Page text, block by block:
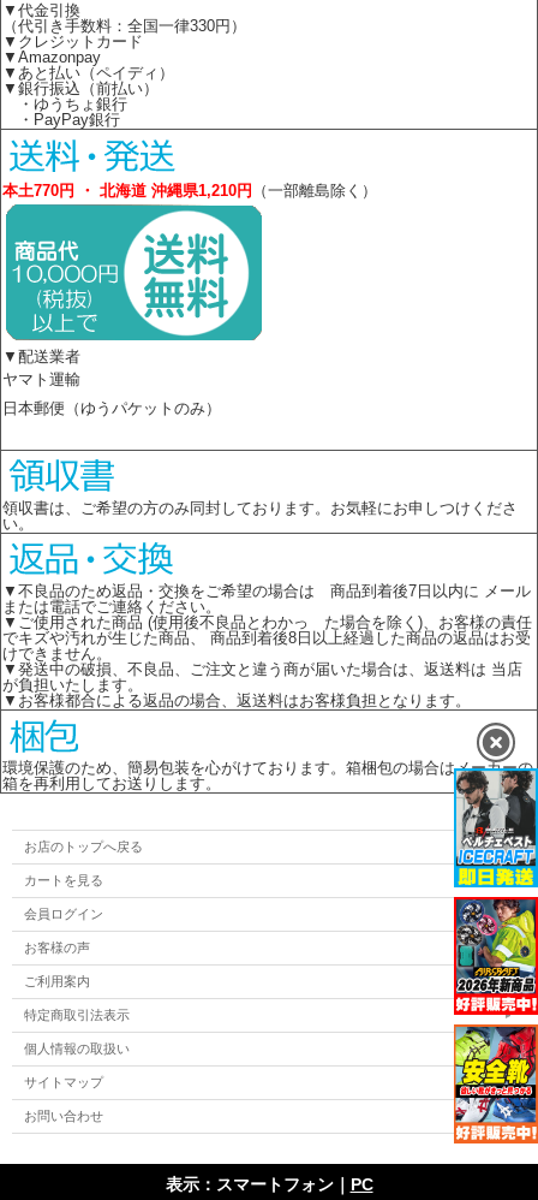
▼代金引換
（代引き手数料：全国一律330円）
▼クレジットカード
▼Amazonpay
▼あと払い（ペイディ）
▼銀行振込（前払い）
・ゆうちょ銀行
・PayPay銀行
本土770円 ・ 北海道 沖縄県1,210円 （一部離島除く）
▼配送業者
ヤマト運輸
日本郵便（ゆうパケットのみ）
領収書は、ご希望の方のみ同封しております。お気軽にお申しつけくださ
い。
▼不良品のため返品・交換をご希望の場合は 商品到着後7日以内に メール
または電話でご連絡ください。
▼ご使用された商品 (使用後不良品とわかっ た場合を除く)、お客様の責任
でキズや汚れが生じた商品、 商品到着後8日以上経過した商品の返品はお受
けできません。
▼発送中の破損、不良品、ご注文と違う商が届いた場合は、返送料は 当店
が負担いたします。
▼お客様都合による返品の場合、返送料はお客様負担となります。
環境保護のため、簡易包装を心がけております。箱梱包の場合はメーカーの
箱を再利用してお送りします。
お店のトップへ戻る
カートを見る
会員ログイン
お客様の声
ご利用案内
特定商取引法表示
個人情報の取扱い
サイトマップ
お問い合わせ
表示：スマートフォン｜ PC